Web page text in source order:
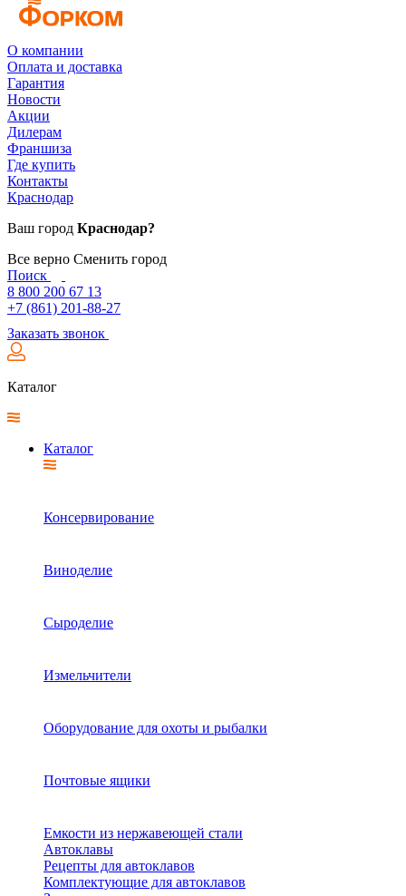
О компании
Оплата и доставка
Гарантия
Новости
Акции
Дилерам
Франшиза
Где купить
Контакты
Краснодар
Ваш город Краснодар?
Все верно Сменить город
Поиск
8 800 200 67 13
+7 (861) 201-88-27
Заказать звонок
Каталог
Каталог
Консервирование
Виноделие
Сыроделие
Измельчители
Оборудование для охоты и рыбалки
Почтовые ящики
Емкости из нержавеющей стали
Автоклавы
Рецепты для автоклавов
Комплектующие для автоклавов